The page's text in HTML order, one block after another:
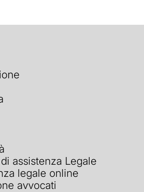
assistenza Legale
legale online
avvocati